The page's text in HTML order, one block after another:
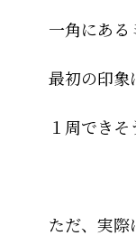
一角にある
最初の印象
１周できそ
ただ、実際